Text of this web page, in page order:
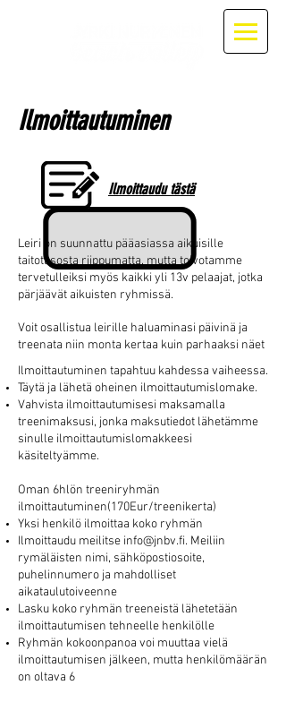
Ilmoittautuminen
Ilmoittaudu tästä
Leiri on suunnattu pääasiassa aikuisille
taitotasosta riippumatta, mutta toivotamme
tervetulleiksi myös kaikki yli 13v pelaajat, jotka
pärjäävät aikuisten ryhmissä.
Voit osallistua leirille haluaminasi päivinä ja
treenata niin monta kertaa kuin parhaaksi näet
Ilmoittautuminen tapahtuu kahdessa vaiheessa.
Täytä ja lähetä oheinen ilmoittautumislomake.
Vahvista ilmoittautumisesi maksamalla
treenimaksusi, jonka maksutiedot lähetämme
sinulle ilmoittautumislomakkeesi
käsiteltyämme.
Oman 6hlön treeniryhmän
ilmoittautuminen(170Eur/treenikerta)
Yksi henkilö ilmoittaa koko ryhmän
Ilmoittaudu meilitse info@jnbv.fi. Meiliin
rymäläisten nimi, sähköpostiosoite,
puhelinnumero ja mahdolliset
aikataulutoiveenne
Lasku koko ryhmän treeneistä lähetetään
ilmoittautumisen tehneelle henkilölle
Ryhmän kokoonpanoa voi muuttaa vielä
ilmoittautumisen jälkeen, mutta henkilömäärän
on oltava 6